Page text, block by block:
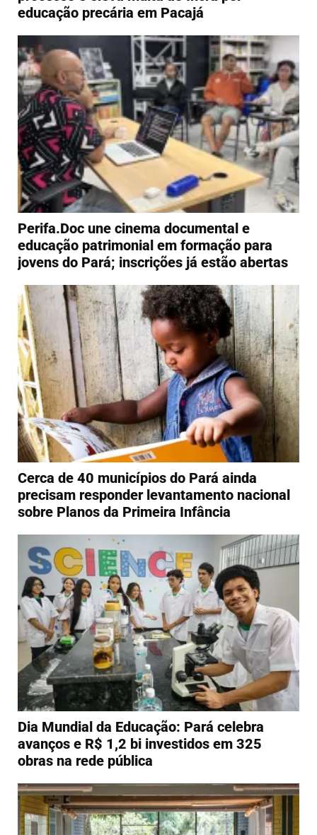
educação precária em Pacajá
Perifa.Doc une cinema documental e
educação patrimonial em formação para
jovens do Pará; inscrições já estão abertas
Cerca de 40 municípios do Pará ainda
precisam responder levantamento nacional
sobre Planos da Primeira Infância
Dia Mundial da Educação: Pará celebra
avanços e R$ 1,2 bi investidos em 325
obras na rede pública